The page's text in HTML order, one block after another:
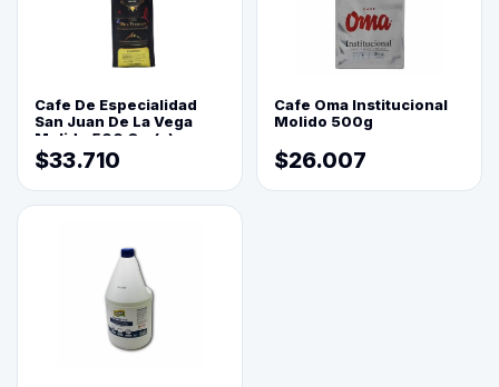
Cafe De Especialidad
San Juan De La Vega
Molido 500 Grs(=)
$33.710
Cafe Oma Institucional
Molido 500g
$26.007